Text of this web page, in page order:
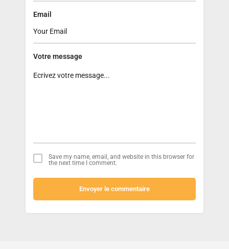
Email
Votre message
Save my name, email, and website in this browser for
the next time I comment.
Envoyer le commentaire